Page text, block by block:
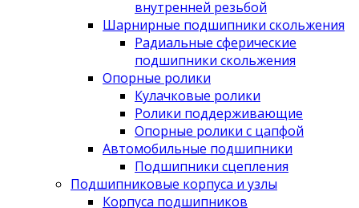
внутренней резьбой
Шарнирные подшипники скольжения
Радиальные сферические
подшипники скольжения
Опорные ролики
Кулачковые ролики
Ролики поддерживающие
Опорные ролики с цапфой
Автомобильные подшипники
Подшипники сцепления
Подшипниковые корпуса и узлы
Корпуса подшипников